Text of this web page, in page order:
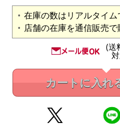
在庫の数はリアルタイム
店舗の在庫を通信販売で
(送
カートに入れ